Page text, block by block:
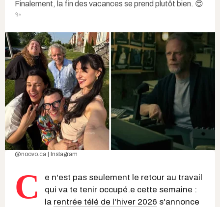
Finalement, la fin des vacances se prend plutôt bien. 😍
✨
@noovo.ca | Instagram
C
e n'est pas seulement le retour au travail
qui va te tenir occupé.e cette semaine :
la rentrée télé de l'hiver 2026 s'annonce